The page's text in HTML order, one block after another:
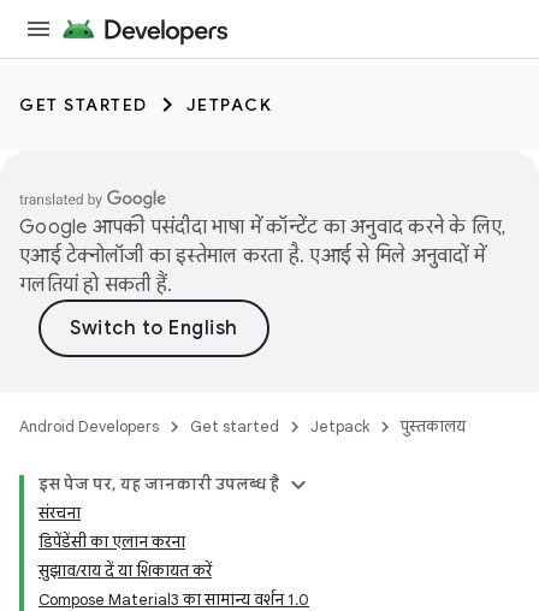
GET STARTED JETPACK
Google आपकी पसंदीदा भाषा में कॉन्टेंट का अनुवाद करने के लिए,
एआई टेक्नोलॉजी का इस्तेमाल करता है. एआई से मिले अनुवादों में
गलतियां हो सकती हैं.
Android Developers Get started Jetpack पुस्तकालय
इस पेज पर, यह जानकारी उपलब्ध है
संरचना
डिपेंडेंसी का एलान करना
सुझाव/राय दें या शिकायत करें
Compose Material3 का सामान्य वर्शन 1.0